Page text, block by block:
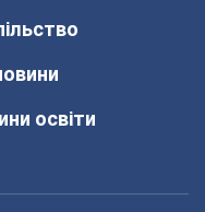
освіти